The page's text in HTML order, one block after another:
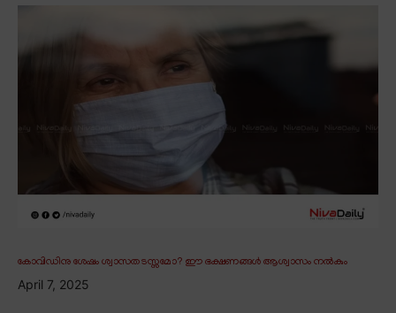
കോവിഡിനു ശേഷം ശ്വാസതടസ്സമോ? ഈ ഭക്ഷണങ്ങൾ ആശ്വാസം നൽകും
April 7, 2025